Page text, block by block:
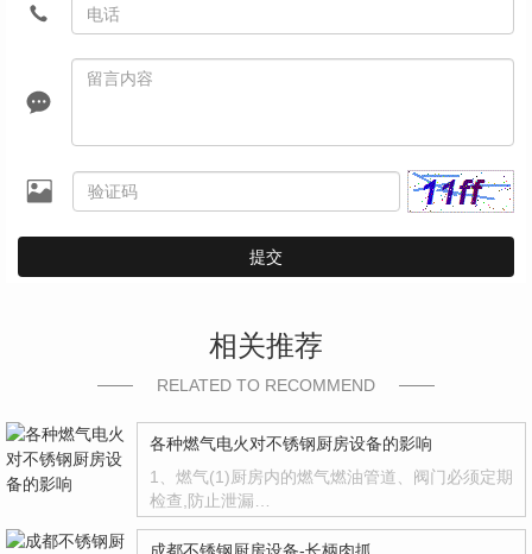
提交
相关推荐
RELATED TO RECOMMEND
各种燃气电火对不锈钢厨房设备的影响
1、燃气(1)厨房内的燃气燃油管道、阀门必须定期
检查,防止泄漏…
成都不锈钢厨房设备-长柄肉抓